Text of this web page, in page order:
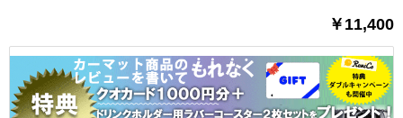
￥11,400